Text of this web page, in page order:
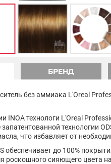
БРЕНД
без аммиака L'Oreal
INOA технологи L'Oreal
технологии
что избавляет от
обеспечивает до 100%
роскошного сияющего цвета